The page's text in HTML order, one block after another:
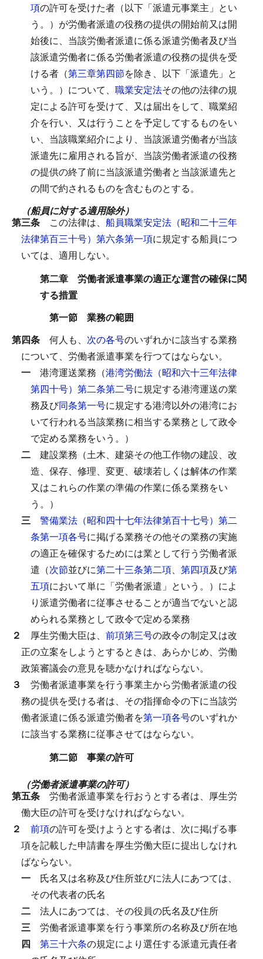
項の許可を受けた者（以下「派遣元事業主」とい
う。）が労働者派遣の役務の提供の開始前又は開
始後に、当該労働者派遣に係る派遣労働者及び当
該派遣労働者に係る労働者派遣の役務の提供を受
ける者（第三章第四節を除き、以下「派遣先」と
いう。）について、 職業安定法その他の法律の規
定による許可を受けて、又は届出をして、職業紹
介を行い、又は行うことを予定してするものをい
い、当該職業紹介により、当該派遣労働者が当該
派遣先に雇用される旨が、当該労働者派遣の役務
の提供の終了前に当該派遣労働者と当該派遣先と
の間で約されるものを含むものとする。
（船員に対する適用除外）
第三条 この法律は、 船員職業安定法（昭和二十三年
法律第百三十号）第六条第一項に規定する船員につ
いては、適用しない。
第二章 労働者派遣事業の適正な運営の確保に関
する措置
第一節 業務の範囲
第四条 何人も、 次の各号のいずれかに該当する業務
について、労働者派遣事業を行つてはならない。
一 港湾運送業務（港湾労働法（昭和六十三年法律
第四十号）第二条第二号に規定する港湾運送の業
務及び同条第一号に規定する港湾以外の港湾にお
いて行われる当該業務に相当する業務として政令
で定める業務をいう。）
二 建設業務（土木、建築その他工作物の建設、改
造、保存、修理、変更、破壊若しくは解体の作業
又はこれらの作業の準備の作業に係る業務をい
う。）
三 警備業法（昭和四十七年法律第百十七号）第二
条第一項各号に掲げる業務その他その業務の実施
の適正を確保するためには業として行う労働者派
遣（次節並びに第二十三条第二項、 第四項及び第
五項において単に「労働者派遣」という。）によ
り派遣労働者に従事させることが適当でないと認
められる業務として政令で定める業務
２ 厚生労働大臣は、 前項第三号の政令の制定又は改
正の立案をしようとするときは、あらかじめ、労働
政策審議会の意見を聴かなければならない。
３ 労働者派遣事業を行う事業主から労働者派遣の役
務の提供を受ける者は、その指揮命令の下に当該労
働者派遣に係る派遣労働者を第一項各号のいずれか
に該当する業務に従事させてはならない。
第二節 事業の許可
（労働者派遣事業の許可）
第五条 労働者派遣事業を行おうとする者は、厚生労
働大臣の許可を受けなければならない。
２ 前項の許可を受けようとする者は、次に掲げる事
項を記載した申請書を厚生労働大臣に提出しなけれ
ばならない。
一 氏名又は名称及び住所並びに法人にあつては、
その代表者の氏名
二 法人にあつては、その役員の氏名及び住所
三 労働者派遣事業を行う事業所の名称及び所在地
四 第三十六条の規定により選任する派遣元責任者